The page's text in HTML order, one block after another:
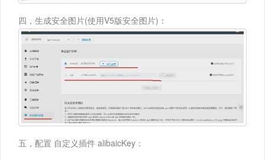
四，生成安全图片(使用V5版安全图片)：
五，配置 自定义插件 alibaicKey：